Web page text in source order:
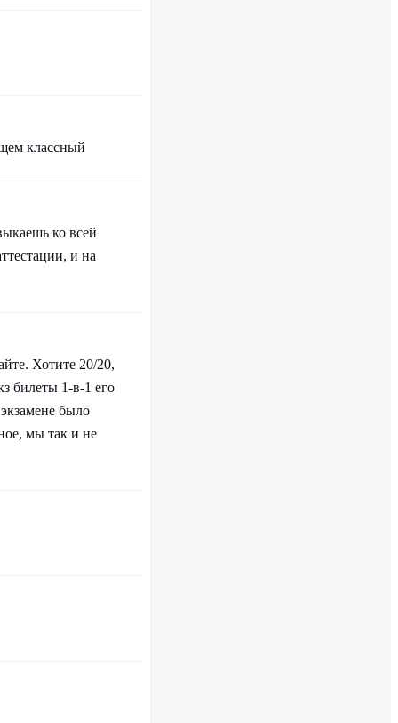
классный
ко всей
и на
Хотите 20/20,
билеты 1-в-1 его
было
мы так и не